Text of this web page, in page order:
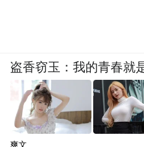
盗香窃玉：我的青春就
爽文